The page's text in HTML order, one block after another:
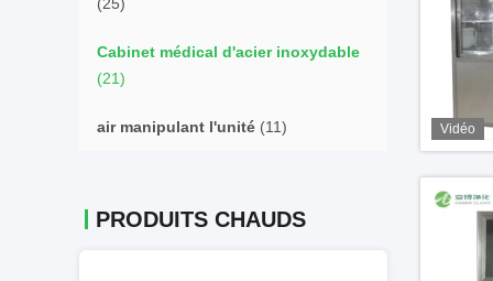
Cabinet médical d'acier inoxydable
(21)
air manipulant l'unité (11)
PRODUITS CHAUDS
Vidéo